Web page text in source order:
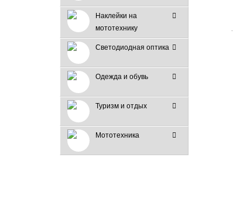
Наклейки на
мототехнику
Светодиодная оптика
Одежда и обувь
Туризм и отдых
Мототехника